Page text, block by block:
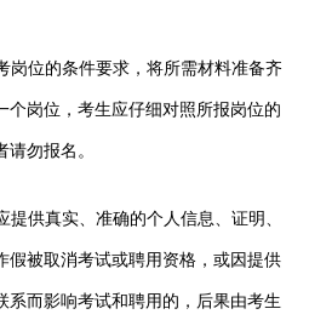
岗位的条件要求，将所需材料准备齐
个岗位，考生应仔细对照所报岗位的
勿报名。
提供真实、准确的个人信息、证明、
假被取消考试或聘用资格，或因提供
系而影响考试和聘用的，后果由考生